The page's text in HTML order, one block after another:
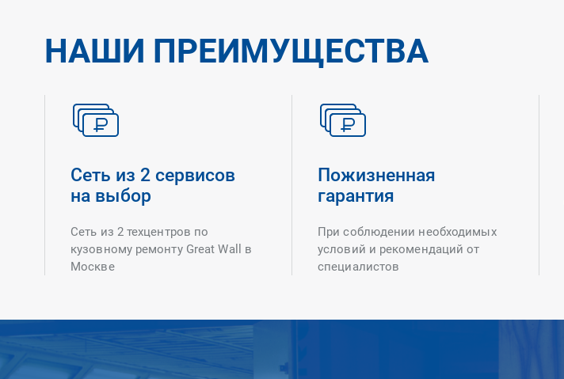
НАШИ ПРЕИМУЩЕСТВА
Сеть из 2 сервисов
на выбор
Сеть из 2 техцентров по
кузовному ремонту Great Wall в
Москве
Пожизненная
гарантия
При соблюдении необходимых
условий и рекомендаций от
специалистов